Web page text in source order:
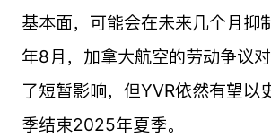
基本面，可能会在未来几个月抑
年8月，加拿大航空的劳动争议
了短暂影响，但YVR依然有望以
季结束2025年夏季。